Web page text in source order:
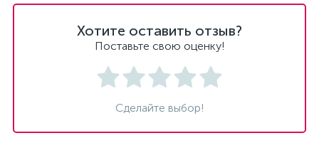
Хотите оставить отзыв?
Поставьте свою оценку!
Сделайте выбор!